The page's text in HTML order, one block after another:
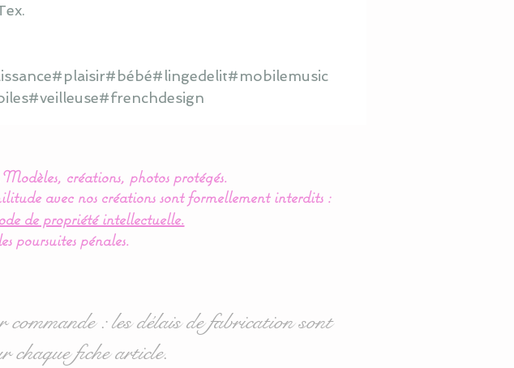
Modèles, créations, photos protégés.
avec nos créations sont formellement interdits :
de propriété intellectuelle.
poursuites pénales.
: les délais de fabrication sont
chaque fiche article.